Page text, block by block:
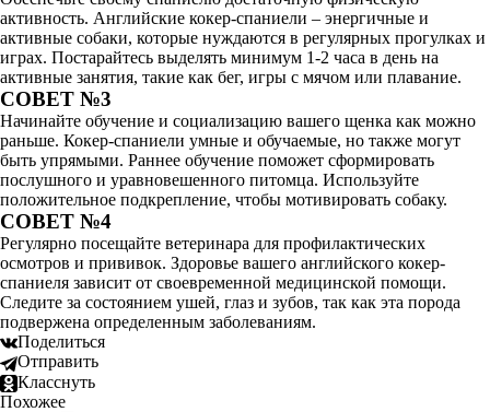
активность. Английские кокер-спаниели – энергичные и
активные собаки, которые нуждаются в регулярных прогулках и
играх. Постарайтесь выделять минимум 1-2 часа в день на
активные занятия, такие как бег, игры с мячом или плавание.
СОВЕТ №3
Начинайте обучение и социализацию вашего щенка как можно
раньше. Кокер-спаниели умные и обучаемые, но также могут
быть упрямыми. Раннее обучение поможет сформировать
послушного и уравновешенного питомца. Используйте
положительное подкрепление, чтобы мотивировать собаку.
СОВЕТ №4
Регулярно посещайте ветеринара для профилактических
осмотров и прививок. Здоровье вашего английского кокер-
спаниеля зависит от своевременной медицинской помощи.
Следите за состоянием ушей, глаз и зубов, так как эта порода
подвержена определенным заболеваниям.
Поделиться
Отправить
Класснуть
Похожее